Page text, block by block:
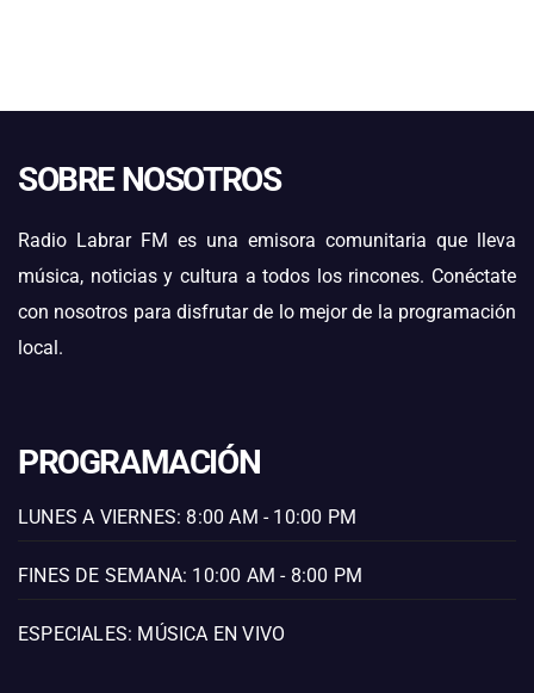
SOBRE NOSOTROS
Radio Labrar FM es una emisora comunitaria que lleva
música, noticias y cultura a todos los rincones. Conéctate
con nosotros para disfrutar de lo mejor de la programación
local.
PROGRAMACIÓN
LUNES A VIERNES: 8:00 AM - 10:00 PM
FINES DE SEMANA: 10:00 AM - 8:00 PM
ESPECIALES: MÚSICA EN VIVO